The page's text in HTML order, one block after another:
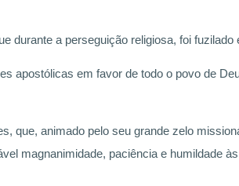
durante a perseguição religiosa, foi
apostólicas em favor de todo o povo de
que, animado pelo seu grande zelo
magnanimidade, paciência e humildade